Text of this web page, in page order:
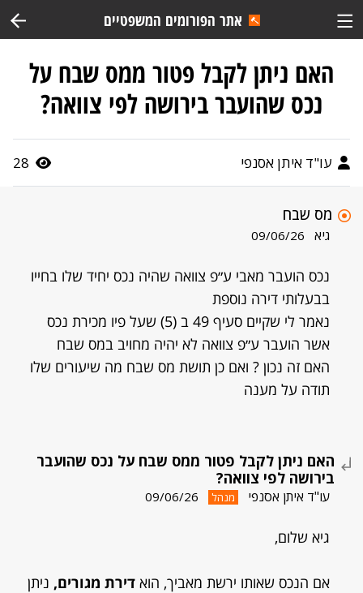
אתר הפורומים המשפטיים
האם ניתן לקבל פטור ממס שבח על
נכס שהועבר בירושה לפי צוואה?
עו"ד איתן אסנפי 28
מס שבח
גיא 09/06/26
נכס הועבר מאבי ע״פ צוואה שהיה נכס יחיד שלו בחייו
בבעלותי דירה נוספת
נאמר לי שקיים סעיף 49 ב (5) שעל פיו מכירת נכס
אשר הועבר ע״פ צוואה לא יהיה מחויב במס שבח
האם זה נכון ? ואם כן תושת מס שבח מה שיעורים שלו
תודה על מענה
האם ניתן לקבל פטור ממס שבח על נכס שהועבר
בירושה לפי צוואה?
עו"ד איתן אסנפי מנהל 09/06/26
גיא שלום,
אם הנכס שאותו ירשת מאביך, הוא דירת מגורים, ניתן